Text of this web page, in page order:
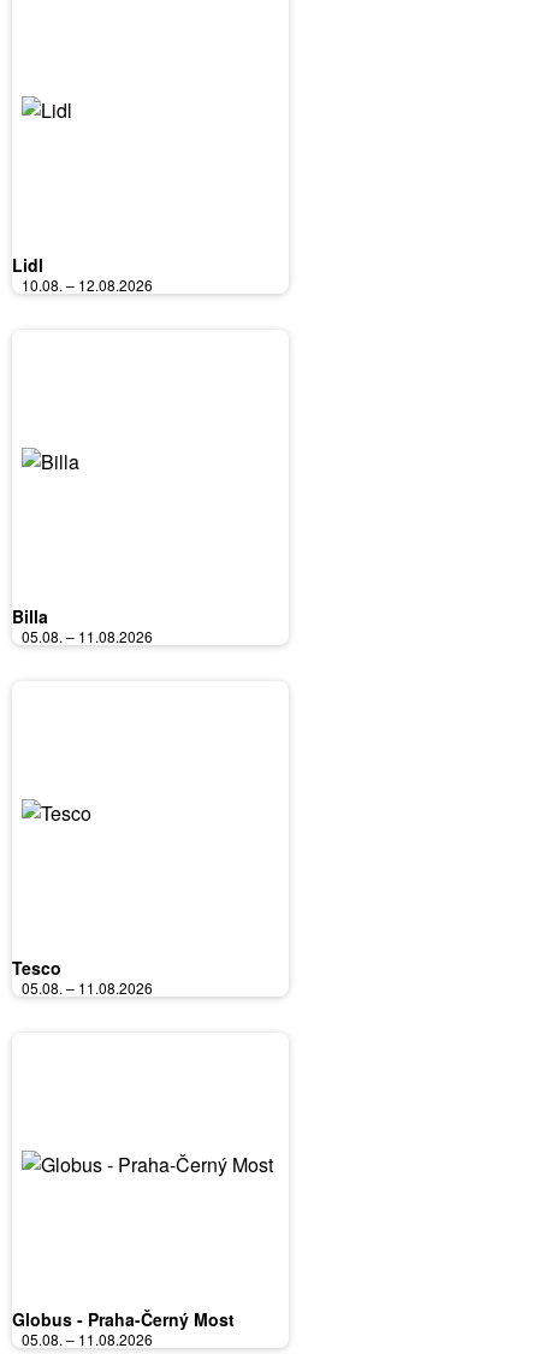
Lidl
10.08. – 12.08.2026
Billa
05.08. – 11.08.2026
Tesco
05.08. – 11.08.2026
Globus - Praha-Černý Most
05.08. – 11.08.2026